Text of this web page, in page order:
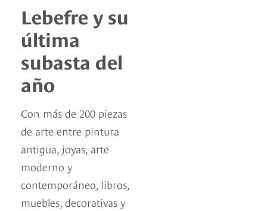
Lebefre y su
última
subasta del
año
Con más de 200 piezas
de arte entre pintura
antigua, joyas, arte
moderno y
contemporáneo, libros,
muebles, decorativas y